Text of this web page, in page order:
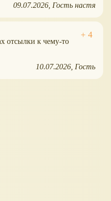
09.07.2026 Гость настя
отсылки к чему-то
10.07.2026 Гость